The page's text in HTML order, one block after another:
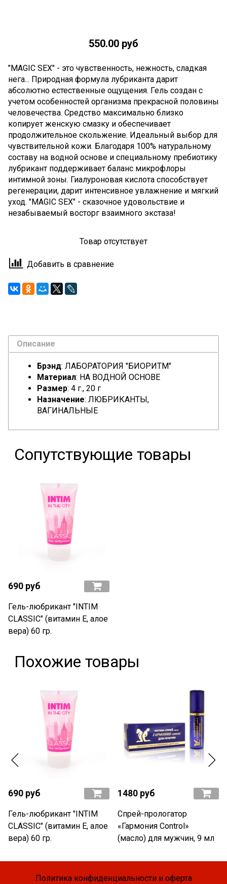
550.00 руб
"MAGIC SEX" - это чувственность, нежность, сладкая
нега... Природная формула лубриканта дарит
абсолютно естественные ощущения. Гель создан с
учетом особенностей организма прекрасной половины
человечества. Средство максимально близко
копирует женскую смазку и обеспечивает
продолжительное скольжение. Идеальный выбор для
чувствительной кожи. Благодаря 100% натуральному
составу на водной основе и специальному пребиотику
лубрикант поддерживает баланс микрофлоры
интимной зоны. Гиалуроновая кислота способствует
регенерации, дарит интенсивное увлажнение и мягкий
уход. "MAGIC SEX" - сказочное удовольствие и
незабываемый восторг взаимного экстаза!
Товар отсутствует
Добавить в сравнение
Описание
Брэнд: ЛАБОРАТОРИЯ "БИОРИТМ"
Материал: НА ВОДНОЙ ОСНОВЕ
Размер: 4 г., 20 г
Назначение: ЛЮБРИКАНТЫ,
ВАГИНАЛЬНЫЕ
Сопутствующие товары
690 руб
Гель-любрикант "INTIM
CLASSIC" (витамин Е, алое
вера) 60 гр.
Похожие товары
690 руб
Гель-любрикант "INTIM
CLASSIC" (витамин Е, алое
вера) 60 гр.
1480 руб
Спрей-прологатор
«Гармония Control»
(масло) для мужчин, 9 мл
Политика конфиденциальности и оферта